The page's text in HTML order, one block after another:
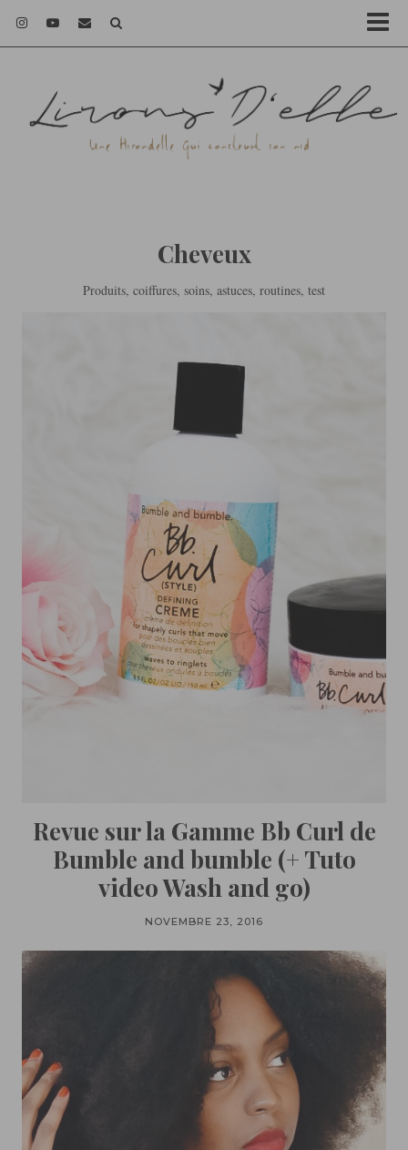
Cheveux
Produits, coiffures, soins, astuces, routines, test
Revue sur la Gamme Bb Curl de
Bumble and bumble (+ Tuto
video Wash and go)
NOVEMBRE 23, 2016